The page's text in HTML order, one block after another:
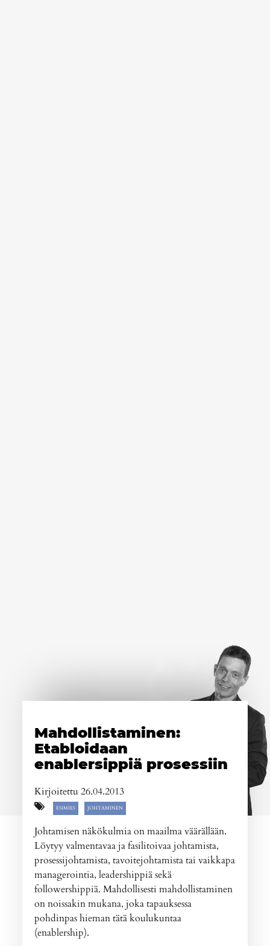
Mahdollistaminen:
Etabloidaan
enablersippiä prosessiin
Kirjoitettu 26.04.2013
ESIMIES JOHTAMINEN
Johtamisen näkökulmia on maailma väärällään.
Löytyy valmentavaa ja fasilitoivaa johtamista,
prosessijohtamista, tavoitejohtamista tai vaikkapa
managerointia, leadershippiä sekä
followershippiä. Mahdollisesti mahdollistaminen
on noissakin mukana, joka tapauksessa
pohdinpas hieman tätä koulukuntaa
(enablership).